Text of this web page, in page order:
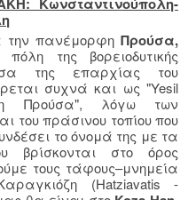
την πανέμορφη Προύσα,
της βορειοδυτικής
της επαρχίας του
συχνά και ως "Yesil
Προύσα", λόγω των
του πράσινου τοπίου που
το όνομά της με τα
βρίσκονται στο όρος
τους τάφους–μνημεία
(Hatziavatis -